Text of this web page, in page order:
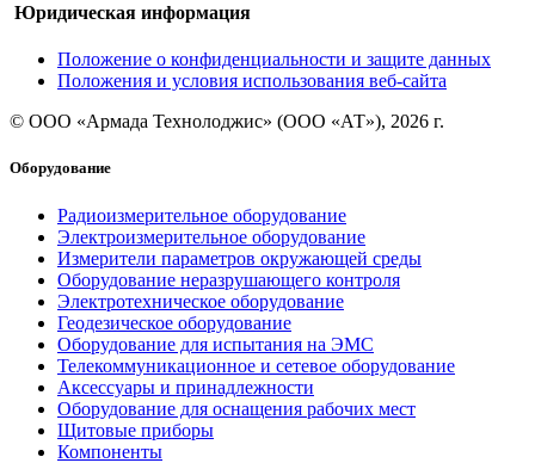
Юридическая информация
Положение о конфиденциальности и защите данных
Положения и условия использования веб-сайта
© ООО «Армада Технолоджис» (ООО «АТ»), 2026 г.
Оборудование
Радиоизмерительное оборудование
Электроизмерительное оборудование
Измерители параметров окружающей среды
Оборудование неразрушающего контроля
Электротехническое оборудование
Геодезическое оборудование
Оборудование для испытания на ЭМС
Телекоммуникационное и сетевое оборудование
Аксессуары и принадлежности
Оборудование для оснащения рабочих мест
Щитовые приборы
Компоненты